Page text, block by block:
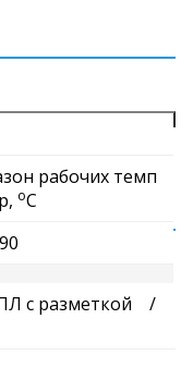
рабочих темп
оС
теплопро
с разметкой
/